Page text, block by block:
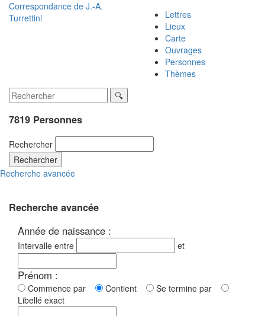
Correspondance de J.-A.
Turrettini
Lettres
Lieux
Carte
Ouvrages
Personnes
Thèmes
7819 Personnes
Rechercher
Rechercher
Recherche avancée
Recherche avancée
Année de naissance :
Intervalle entre et
Prénom :
Commence par Contient
Se termine par
Libellé exact